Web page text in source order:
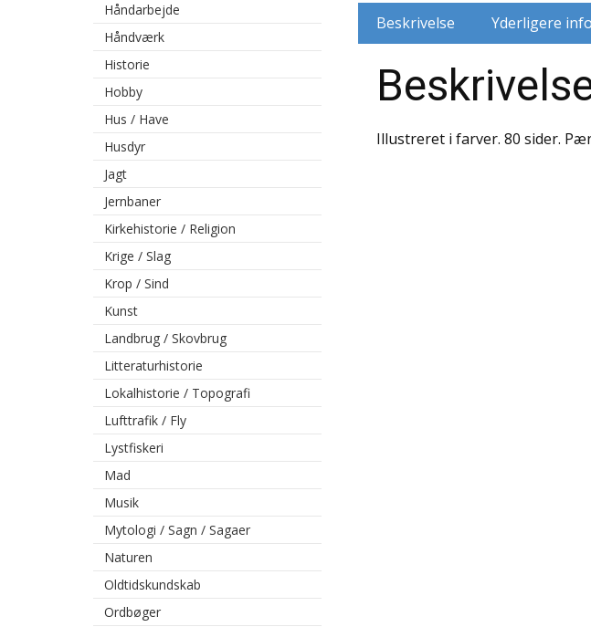
Håndarbejde
Håndværk
Historie
Hobby
Hus / Have
Husdyr
Jagt
Jernbaner
Kirkehistorie / Religion
Krige / Slag
Krop / Sind
Kunst
Landbrug / Skovbrug
Litteraturhistorie
Lokalhistorie / Topografi
Lufttrafik / Fly
Lystfiskeri
Mad
Musik
Mytologi / Sagn / Sagaer
Naturen
Oldtidskundskab
Ordbøger
Beskrivelse Yderligere
Illustreret i farver. 80 sider.